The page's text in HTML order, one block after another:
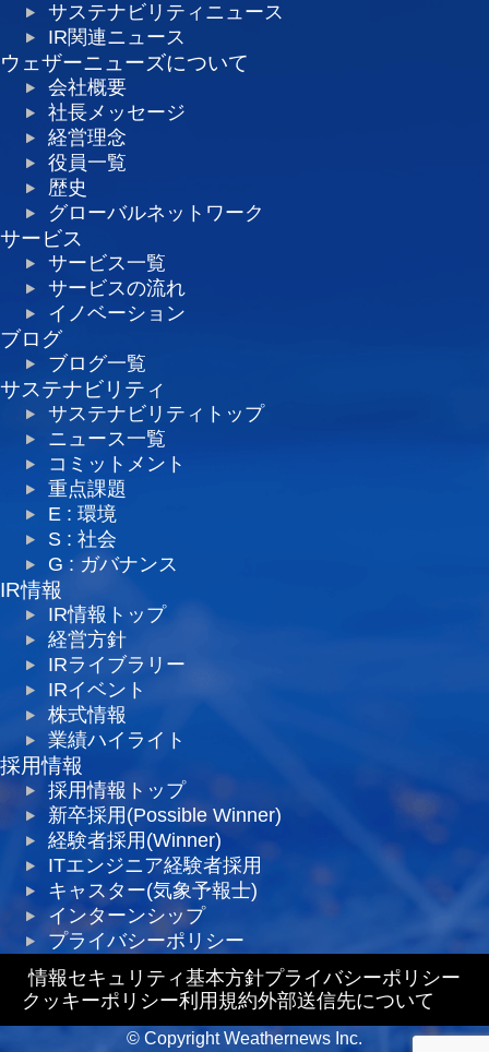
サステナビリティニュース
IR関連ニュース
ウェザーニューズについて
会社概要
社長メッセージ
経営理念
役員一覧
歴史
グローバルネットワーク
サービス
サービス一覧
サービスの流れ
イノベーション
ブログ
ブログ一覧
サステナビリティ
サステナビリティトップ
ニュース一覧
コミットメント
重点課題
E : 環境
S : 社会
G : ガバナンス
IR情報
IR情報トップ
経営方針
IRライブラリー
IRイベント
株式情報
業績ハイライト
採用情報
採用情報トップ
新卒採用(Possible Winner)
経験者採用(Winner)
ITエンジニア経験者採用
キャスター(気象予報士)
インターンシップ
プライバシーポリシー
情報セキュリティ基本方針プライバシーポリシー
クッキーポリシー利用規約外部送信先について
© Copyright Weathernews Inc.